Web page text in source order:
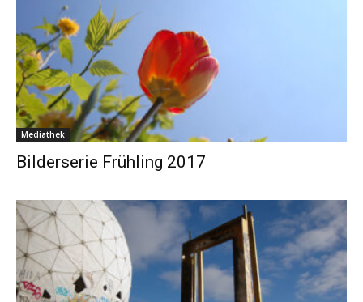
Mediathek
Bilderserie Frühling 2017